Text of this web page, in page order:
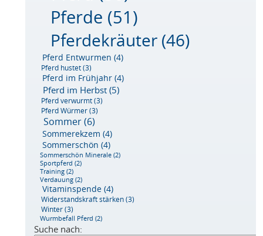
Pferde (51)
Pferdekräuter(46)
Pferd Entwurmen (4)
Pferd hustet(3)
Pferd im Frühjahr(4)
Pferd im Herbst(5)
Pferd verwurmt(3)
Pferd Würmer(3)
Sommer(6)
Sommerekzem (4)
Sommerschön (4)
Sommerschön Minerale (2)
Sportpferd (2)
Training (2)
Verdauung (2)
Vitaminspende(4)
Widerstandskraft stärken(3)
Winter(3)
Wurmbefall Pferd (2)
Suche nach: